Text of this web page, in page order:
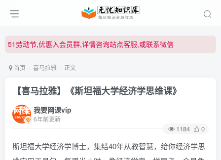
51劳动节,优惠入会员群,详情咨询站点客服,或联系微信
51劳动节,优惠入会员群,详情咨询站点客服,或联系微信
首页 喜马拉雅 正文
【喜马拉雅】《斯坦福大学经济学思维课》
我要网课vip
6年前更新
1184 0
斯坦福大学经济学博士，集结40年从教智慧，给你经济学思